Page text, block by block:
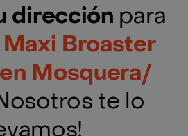
dirección para
Maxi Broaster
Mosquera/
te lo